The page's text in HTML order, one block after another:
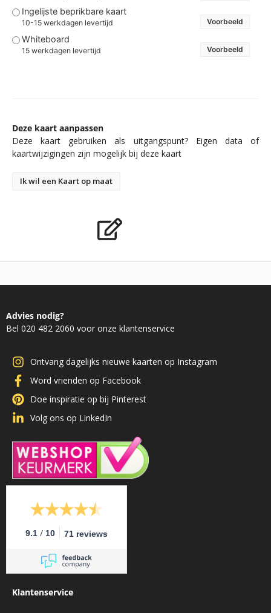
Ingelijste beprikbare kaart
10-15 werkdagen levertijd Voorbeeld
Whiteboard
15 werkdagen levertijd Voorbeeld
Deze kaart aanpassen
Deze kaart gebruiken als uitgangspunt? Eigen data of
kaartwijzigingen zijn mogelijk bij deze kaart
Ik wil een Kaart op maat
Advies nodig?
Bel 020 482 2060 voor onze klantenservice
Ontvang dagelijks nieuwe kaarten op Instagram
Word vrienden op Facebook
Doe inspiratie op bij Pinterest
Volg ons op LinkedIn
9.1 / 10 71 reviews
Klantenservice